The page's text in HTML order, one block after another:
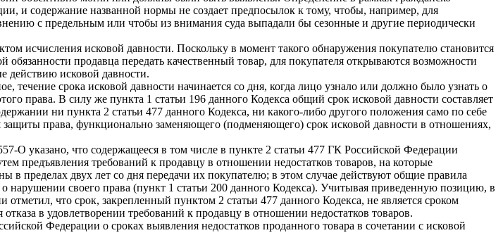
и содержание названной нормы не создает предпосылок к тому, чтобы, например, для
с предельным или чтобы из внимания суда выпадали бы сезонные и другие периодически
исчисления исковой давности. Поскольку в момент такого обнаружения покупателю становится
продавца передать качественный товар, для покупателя открываются возможности
действию исковой давности.
течение срока исковой давности начинается со дня, когда лицо узнало или должно было узнать о
права. В силу же пункта 1 статьи 196 данного Кодекса общий срок исковой давности составляет
ни пункта 2 статьи 477 данного Кодекса, ни какого-либо другого положения само по себе
защиты права, функционально заменяющего (подменяющего) срок исковой давности в отношениях,
О указано, что содержащееся в том числе в пункте 2 статьи 477 ГК Российской Федерации
предъявления требований к продавцу в отношении недостатков товаров, на которые
пределах двух лет со дня передачи их покупателю; в этом случае действуют общие правила
нарушении своего права (пункт 1 статьи 200 данного Кодекса). Учитывая приведенную позицию, в
что срок, закрепленный пунктом 2 статьи 477 данного Кодекса, не является сроком
в удовлетворении требований к продавцу в отношении недостатков товаров.
Федерации о сроках выявления недостатков проданного товара в сочетании с исковой